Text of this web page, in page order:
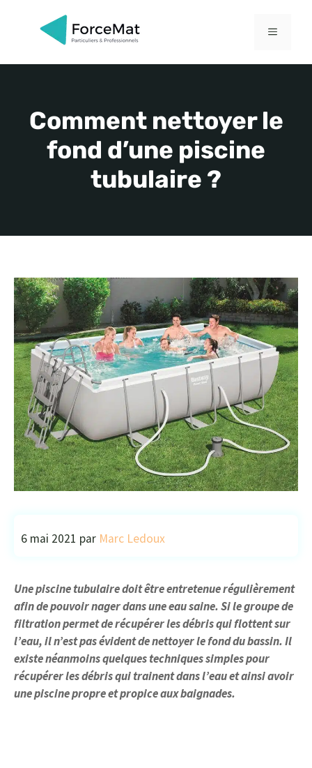
MENU
Comment nettoyer le
fond d’une piscine
tubulaire ?
6 mai 2021 par Marc Ledoux
Une piscine tubulaire doit être entretenue régulièrement
afin de pouvoir nager dans une eau saine. Si le groupe de
filtration permet de récupérer les débris qui flottent sur
l’eau, il n’est pas évident de nettoyer le fond du bassin. Il
existe néanmoins quelques techniques simples pour
récupérer les débris qui trainent dans l’eau et ainsi avoir
une piscine propre et propice aux baignades.